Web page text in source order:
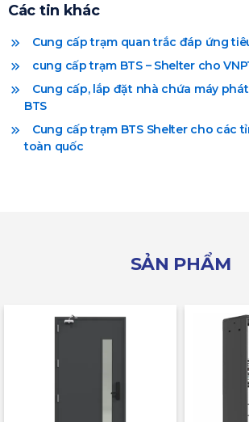
Các tin khác
Cung cấp trạm quan trắc đáp ứng
cung cấp trạm BTS – Shelter cho
Cung cấp, lắp đặt nhà chứa máy
BTS
Cung cấp trạm BTS Shelter cho các
toàn quốc
SẢN PHẨM